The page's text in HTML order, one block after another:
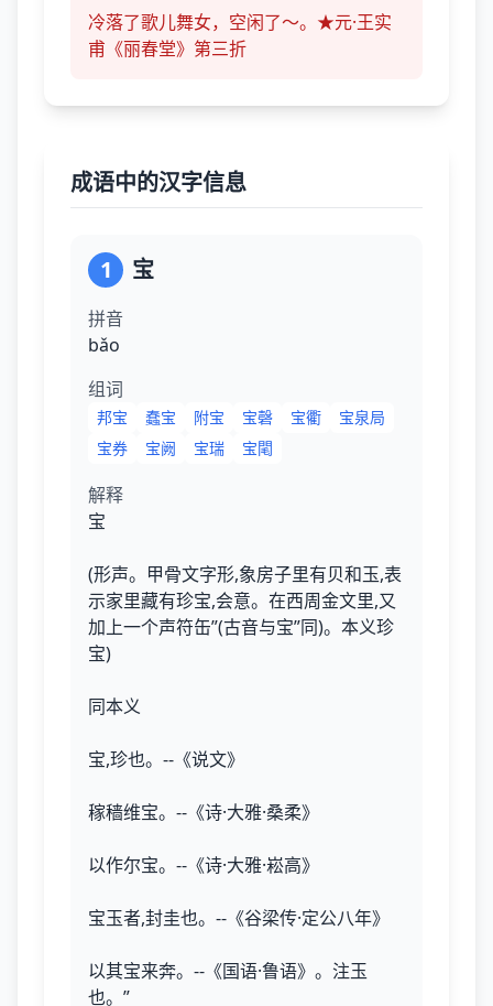
冷落了歌儿舞女，空闲了～。★元·王实
甫《丽春堂》第三折
成语中的汉字信息
1 宝
拼音
bǎo
组词
邦宝 蠢宝 附宝 宝磬 宝衢
宝泉局
宝券
宝阙 宝瑞 宝閐
解释
宝
(形声。甲骨文字形,象房子里有贝和玉,表
示家里藏有珍宝,会意。在西周金文里,又
加上一个声符缶”(古音与宝”同)。本义珍
宝)
同本义
宝,珍也。--《说文》
稼穑维宝。--《诗·大雅·桑柔》
以作尔宝。--《诗·大雅·崧高》
宝玉者,封圭也。--《谷梁传·定公八年》
以其宝来奔。--《国语·鲁语》。注玉
也。”